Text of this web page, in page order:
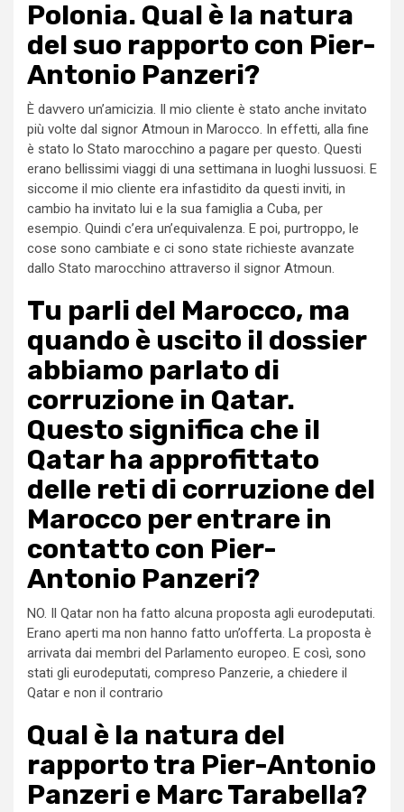
Polonia. Qual è la natura
del suo rapporto con Pier-
Antonio Panzeri?
È davvero un’amicizia. Il mio cliente è stato anche invitato
più volte dal signor Atmoun in Marocco. In effetti, alla fine
è stato lo Stato marocchino a pagare per questo. Questi
erano bellissimi viaggi di una settimana in luoghi lussuosi. E
siccome il mio cliente era infastidito da questi inviti, in
cambio ha invitato lui e la sua famiglia a Cuba, per
esempio. Quindi c’era un’equivalenza. E poi, purtroppo, le
cose sono cambiate e ci sono state richieste avanzate
dallo Stato marocchino attraverso il signor Atmoun.
Tu parli del Marocco, ma
quando è uscito il dossier
abbiamo parlato di
corruzione in Qatar.
Questo significa che il
Qatar ha approfittato
delle reti di corruzione del
Marocco per entrare in
contatto con Pier-
Antonio Panzeri?
NO. Il Qatar non ha fatto alcuna proposta agli eurodeputati.
Erano aperti ma non hanno fatto un’offerta. La proposta è
arrivata dai membri del Parlamento europeo. E così, sono
stati gli eurodeputati, compreso Panzerie, a chiedere il
Qatar e non il contrario
Qual è la natura del
rapporto tra Pier-Antonio
Panzeri e Marc Tarabella?